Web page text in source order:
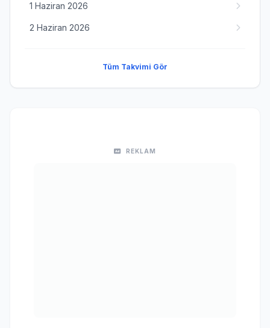
1 Haziran 2026
2 Haziran 2026
Tüm Takvimi Gör
REKLAM